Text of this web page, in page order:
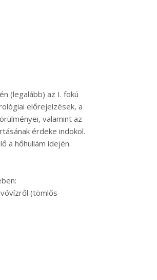
(legalább) az I. fokú
előrejelzések, a
valamint az
érdeke indokol.
a hőhullám idején.
(tömlős